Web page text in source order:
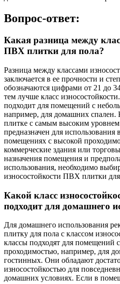
Вопрос-ответ:
Какая разница между
ПВХ плитки для пола?
Разница между классами
заключается в ее прочности и
обозначаются цифрами от 21 до
тем лучше класс
подходит для помещений с
например, для домашних спален.
плитке с самым высоким уровнем
предназначен для
помещениях с высокой
коммерческие здания или
назначения помещения и
использования, необходимо
износостойкости ПВХ плитки
Какой класс
подходит для домашнего
Для домашнего использования
плитку для пола с классом
классы подходят для помещений
проходимостью, например, для
гостинных. Они обладают
износостойкостью для
домашних условиях. Если в